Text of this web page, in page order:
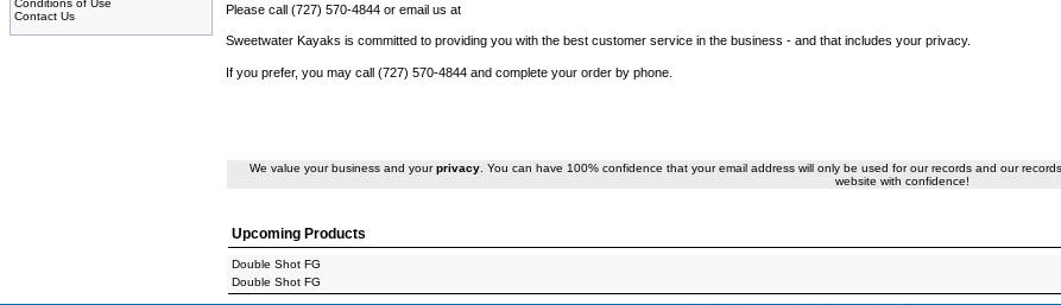
Conditions of Use
Contact Us
Please call (727) 570-4844 or email us at
Sweetwater Kayaks is committed to providing you with the best customer service in the business - and that includes your privacy.
If you prefer, you may call (727) 570-4844 and complete your order by phone.
We value your business and yourprivacy. You can have 100% confidence that your email address will only be used for our records and our
website with confidence!
Upcoming Products
Double Shot FG
Double Shot FG